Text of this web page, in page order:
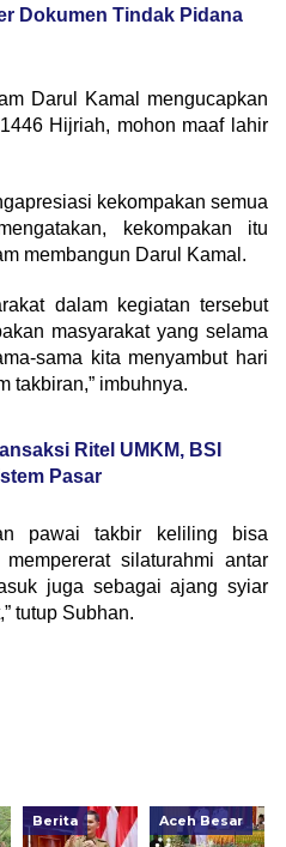
Dokumen Tindak Pidana
Darul Kamal mengucapkan
Hijriah, mohon maaf lahir
kekompakan semua
kekompakan itu
membangun Darul Kamal.
dalam kegiatan tersebut
masyarakat yang selama
sama kita menyambut hari
takbiran,” imbuhnya.
Ritel UMKM, BSI
Pasar
pawai takbir keliling bisa
silaturahmi antar
juga sebagai ajang syiar
tutup Subhan.
Berita Aceh Besar